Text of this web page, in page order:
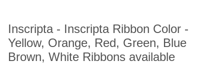
Inscripta - Inscripta Ribbon Color -
Yellow, Orange, Red, Green, Blue
Brown, White Ribbons available